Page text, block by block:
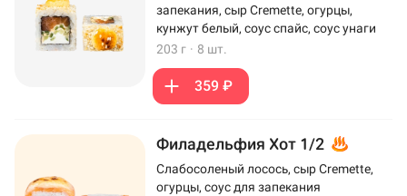
запекания, сыр Cremette, огурцы,
кунжут белый, соус спайс, соус унаги
203 г · 8 шт.
359 ₽
Филадельфия Хот 1/2
Слабосоленый лосось, сыр Cremette,
огурцы, соус для запекания